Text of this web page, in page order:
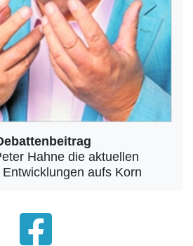
Hahne die aktuellen
aufs Korn